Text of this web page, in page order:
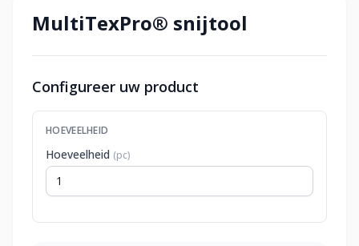
MultiTexPro® snijtool
Configureer uw product
HOEVEELHEID
Hoeveelheid (pc)